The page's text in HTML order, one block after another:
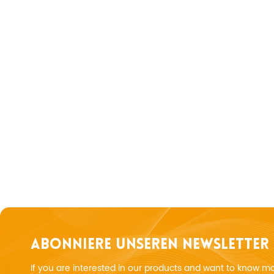
ABONNIERE UNSEREN NEWSLETTER
If you are interested in our products and want to know